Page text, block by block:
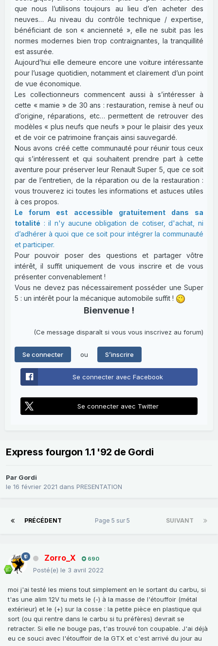
que nous l’utilisons toujours au lieu d’en acheter des
neuves… Au niveau du contrôle technique / expertise,
bénéficiant de son « ancienneté », elle ne subit pas les
normes modernes bien trop contraignantes, la tranquillité
est assurée.
Aujourd’hui elle demeure encore une voiture intéressante
pour l’usage quotidien, notamment et clairement d’un point
de vue économique.
Les collectionneurs commencent aussi à s’intéresser à
cette « mamie » de 30 ans : restauration, remise à neuf ou
d’origine, réparations, etc… permettent de retrouver des
modèles « plus neufs que neufs » pour le plaisir des yeux
et de voir ce patrimoine français ainsi sauvegardé.
Nous avons créé cette communauté pour réunir tous ceux
qui s’intéressent et qui souhaitent prendre part à cette
aventure pour préserver leur Renault Super 5, que ce soit
par de l’entretien, de la réparation ou de la restauration :
vous trouverez ici toutes les informations et astuces utiles
à ces propos.
Le forum est accessible gratuitement dans sa
totalité : il n'y aucune obligation de cotiser, d'achat, ni
d’adhérer à quoi que ce soit pour intégrer la communauté
et participer.
Pour pouvoir poser des questions et partager vôtre
intérêt, il suffit uniquement de vous inscrire et de vous
présenter convenablement !
Vous ne devez pas nécessairement posséder une Super
5 : un intérêt pour la mécanique automobile suffit !
Bienvenue !
(Ce message disparaît si vous vous inscrivez au forum)
Se connecter ou S’inscrire
Se connecter avec Facebook
Se connecter avec Twitter
Express fourgon 1.1 '92 de Gordi
Par Gordi
le 16 février 2021 dans PRESENTATION
PRÉCÉDENT SUIVANT
Page 5 sur 5
Zorro_X 690
Posté(e) le 3 avril 2022
moi j'ai testé les miens tout simplement en le sortant du carbu, si
t'as une alim 12V tu mets le (-) à la masse de l'étouffoir (métal
extérieur) et le (+) sur la cosse : la petite pièce en plastique qui
sort (ou qui rentre dans le carbu si tu préfères) devrait se
retracter. Si elle ne bouge pas, t'as trouvé ton coupable. J'ai déjà
eu ce souci avec l'étouffoir de la GTX et c'est arrivé du jour au